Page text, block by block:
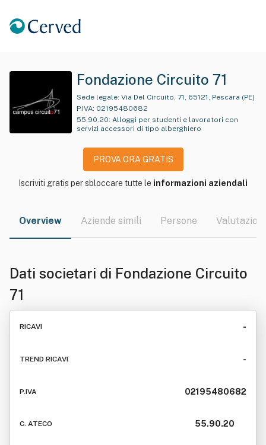
Fondazione Circuito 71
Sede legale: Via Del Circuito, 71, 65121, Pescara (PE)
P.IVA: 02195480682
55.90.20: Alloggi per studenti e lavoratori con
servizi accessori di tipo alberghiero
PROVA ORA GRATIS
Iscriviti gratis per sbloccare tutte le informazioni aziendali
Overview Aziende simili Persone Valutazioni
Dati societari di Fondazione Circuito
71
RICAVI -
TREND RICAVI -
P.IVA 02195480682
C. ATECO 55.90.20